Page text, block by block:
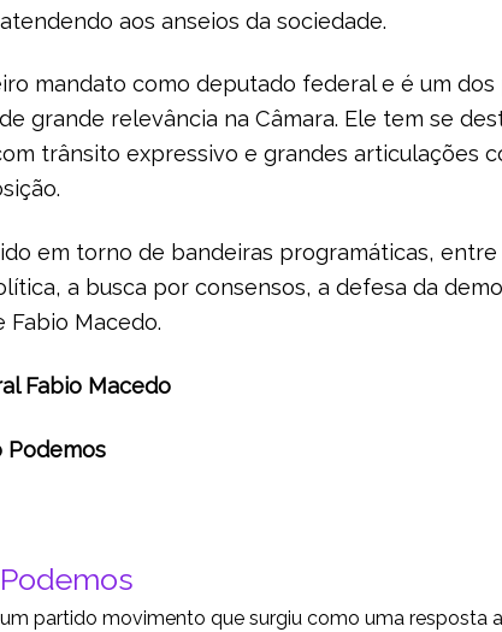
aos anseios da sociedade.
mandato como deputado federal e é um dos
grande relevância na Câmara. Ele tem se
trânsito expressivo e grandes articulações
em torno de bandeiras programáticas,
a busca por consensos, a defesa da
Fabio Macedo.
Fabio Macedo
Podemos
partido movimento que surgiu como uma resposta